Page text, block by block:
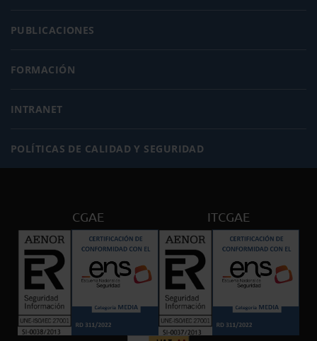
PUBLICACIONES
FORMACIÓN
INTRANET
POLÍTICAS DE CALIDAD Y SEGURIDAD
CGAE ITCGAE